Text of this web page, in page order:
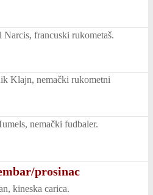
Narcis, francuski rukometaš.
Klajn, nemački rukometni
nemački fudbaler.
prosinac
kineska carica.